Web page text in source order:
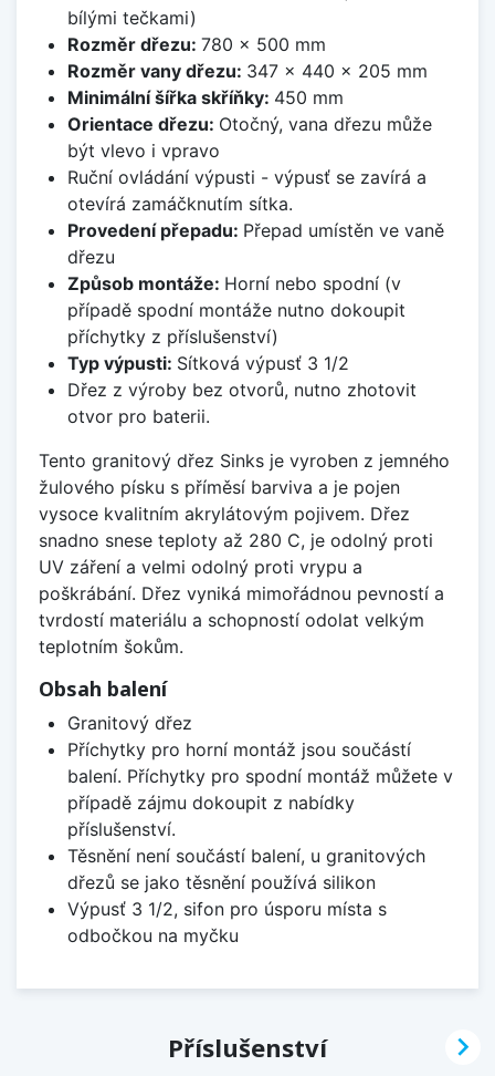
bílými tečkami)
Rozměr dřezu: 780 x 500 mm
Rozměr vany dřezu: 347 x 440 x 205 mm
Minimální šířka skříňky: 450 mm
Orientace dřezu: Otočný, vana dřezu může
být vlevo i vpravo
Ruční ovládání výpusti - výpusť se zavírá a
otevírá zamáčknutím sítka.
Provedení přepadu: Přepad umístěn ve vaně
dřezu
Způsob montáže: Horní nebo spodní (v
případě spodní montáže nutno dokoupit
příchytky z příslušenství)
Typ výpusti: Sítková výpusť 3 1/2
Dřez z výroby bez otvorů, nutno zhotovit
otvor pro baterii.
Tento granitový dřez Sinks je vyroben z jemného
žulového písku s příměsí barviva a je pojen
vysoce kvalitním akrylátovým pojivem. Dřez
snadno snese teploty až 280 C, je odolný proti
UV záření a velmi odolný proti vrypu a
poškrábání. Dřez vyniká mimořádnou pevností a
tvrdostí materiálu a schopností odolat velkým
teplotním šokům.
Obsah balení
Granitový dřez
Příchytky pro horní montáž jsou součástí
balení. Příchytky pro spodní montáž můžete v
případě zájmu dokoupit z nabídky
příslušenství.
Těsnění není součástí balení, u granitových
dřezů se jako těsnění používá silikon
Výpusť 3 1/2, sifon pro úsporu místa s
odbočkou na myčku
Příslušenství 